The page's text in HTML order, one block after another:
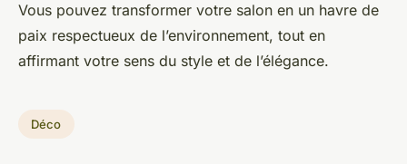
Vous pouvez transformer votre salon en un havre de
paix respectueux de l’environnement, tout en
affirmant votre sens du style et de l’élégance.
Déco